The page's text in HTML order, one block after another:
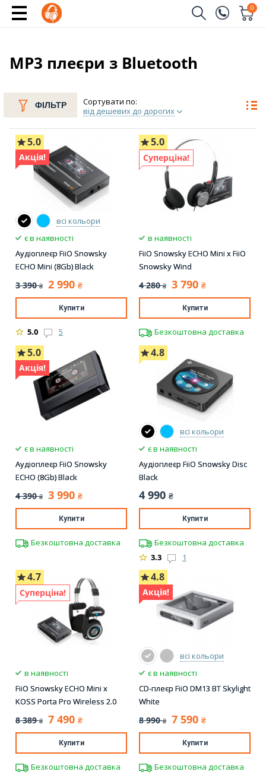
0
Телефон
Надіслати
МР3 плеєри з Bluetooth
ФІЛЬТР
Сортувати по:
від дешевих до дорогих
5.0
Акція!
всі кольори
є в наявності
Аудіоплеєр FiiO Snowsky
ECHO Mini (8Gb) Black
3 390 ₴ 2 990 ₴
Купити
5.0 5
5.0
Суперціна!
в наявності
FiiO Snowsky ECHO Mini x FiiO
Snowsky Wind
4 280 ₴ 3 790 ₴
Купити
Безкоштовна доставка
5.0
Акція!
є в наявності
Аудіоплеєр FiiO Snowsky
ECHO (8Gb) Black
4 390 ₴ 3 990 ₴
Купити
Безкоштовна доставка
4.8
всі кольори
є в наявності
Аудіоплеєр FiiO Snowsky Disc
Black
4 990 ₴
Купити
Безкоштовна доставка
3.3
1
4.7
Суперціна!
в наявності
FiiO Snowsky ECHO Mini x
KOSS Porta Pro Wireless 2.0
8 389 ₴ 7 490 ₴
Купити
Безкоштовна доставка
4.8
Акція!
всі кольори
є в наявності
CD-плеєр FiiO DM13 BT Skylight
White
8 990 ₴ 7 590 ₴
Купити
Безкоштовна доставка